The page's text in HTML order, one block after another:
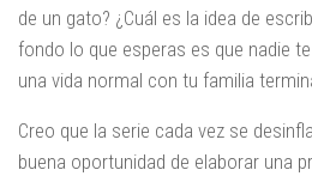
de un gato? ¿Cuál es la idea de
fondo lo que esperas es que nadie
una vida normal con tu familia
Creo que la serie cada vez se
buena oportunidad de elaborar una